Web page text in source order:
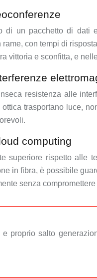
di un pacchetto di
con tempi di
vittoria e sconfitta, e
resistenza alle
trasportano luce,
computing
superiore rispetto alle
in fibra, è possibile
senza
proprio salto